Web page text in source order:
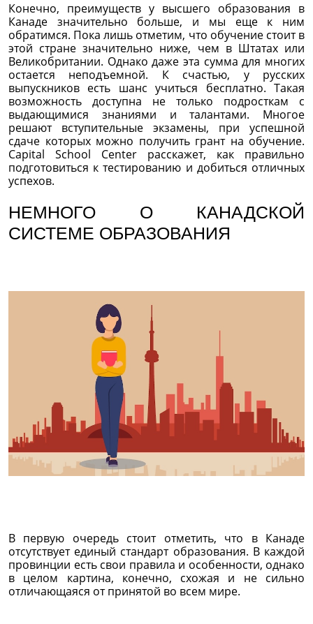
Конечно, преимуществ у высшего образования в
Канаде значительно больше, и мы еще к ним
обратимся. Пока лишь отметим, что обучение стоит в
этой стране значительно ниже, чем в Штатах или
Великобритании. Однако даже эта сумма для многих
остается неподъемной. К счастью, у русских
выпускников есть шанс учиться бесплатно. Такая
возможность доступна не только подросткам с
выдающимися знаниями и талантами. Многое
решают вступительные экзамены, при успешной
сдаче которых можно получить грант на обучение.
Capital School Center расскажет, как правильно
подготовиться к тестированию и добиться отличных
успехов.
НЕМНОГО О КАНАДСКОЙ
СИСТЕМЕ ОБРАЗОВАНИЯ
В первую очередь стоит отметить, что в Канаде
отсутствует единый стандарт образования. В каждой
провинции есть свои правила и особенности, однако
в целом картина, конечно, схожая и не сильно
отличающаяся от принятой во всем мире.